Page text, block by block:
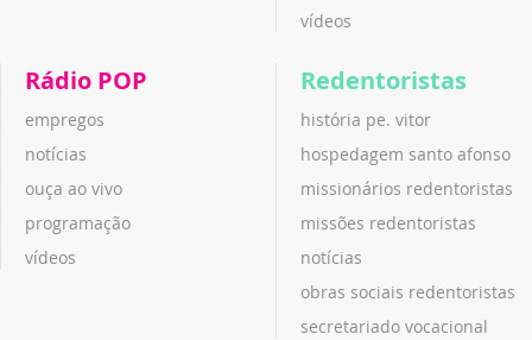
vídeos
Rádio POP
empregos
notícias
ouça ao vivo
programação
vídeos
Redentoristas
história pe. vitor
hospedagem santo afonso
missionários redentoristas
missões redentoristas
notícias
obras sociais redentoristas
secretariado vocacional